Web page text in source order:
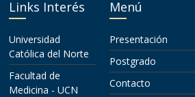
Links Interés
Universidad
Católica del Norte
Facultad de
Medicina - UCN
Menú
Presentación
Postgrado
Contacto